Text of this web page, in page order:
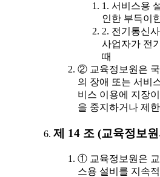
1. 서비스용
인한 부득이
2. 전기통신
사업자가 전
때
② 교육정보원은 국
의 장애 또는 서비
비스 이용에 지장
을 중지하거나 제
제 14 조 (교육정보
① 교육정보원은 교
스용 설비를 지속